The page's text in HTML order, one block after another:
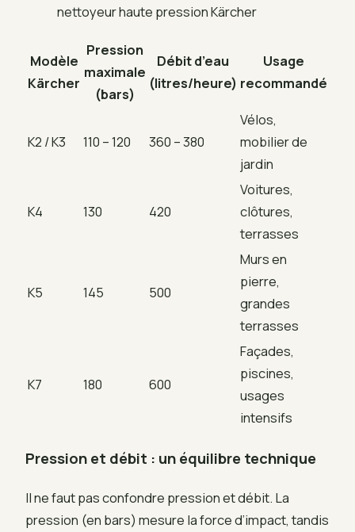
nettoyeur haute pression Kärcher
Modèle
Kärcher
Pression
maximale
(bars)
Débit d’eau
(litres/heure)
Usage
recommandé
K2 / K3 110 – 120 360 – 380
Vélos,
mobilier de
jardin
K4 130 420
Voitures,
clôtures,
terrasses
K5 145 500
Murs en
pierre,
grandes
terrasses
K7 180 600
Façades,
piscines,
usages
intensifs
Pression et débit : un équilibre technique
Il ne faut pas confondre pression et débit. La
pression (en bars) mesure la force d’impact, tandis